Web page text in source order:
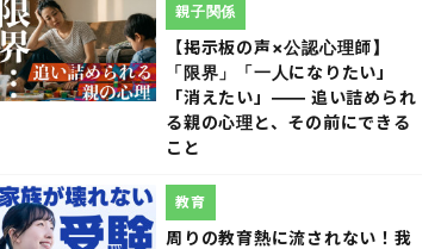
【掲示板の声×公認心理師】
「限界」「一人になりたい」
「消えたい」―― 追い詰められ
る親の心理と、その前にできる
こと
親子関係
周りの教育熱に流されない！我
教育